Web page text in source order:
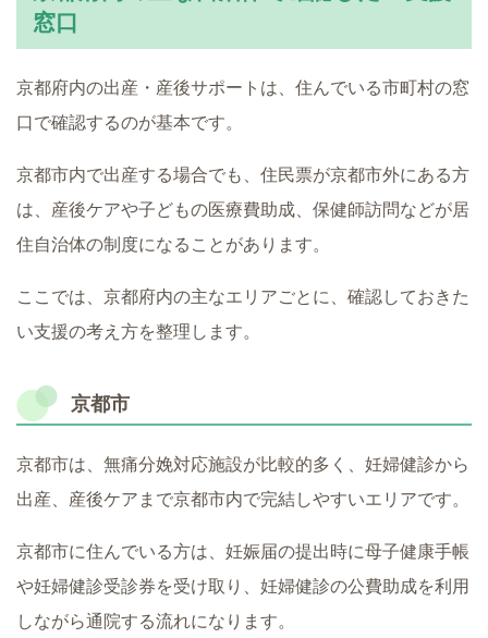
窓口
京都府内の出産・産後サポートは、住んでいる市町村の窓
口で確認するのが基本です。
京都市内で出産する場合でも、住民票が京都市外にある方
は、産後ケアや子どもの医療費助成、保健師訪問などが居
住自治体の制度になることがあります。
ここでは、京都府内の主なエリアごとに、確認しておきた
い支援の考え方を整理します。
京都市
京都市は、無痛分娩対応施設が比較的多く、妊婦健診から
出産、産後ケアまで京都市内で完結しやすいエリアです。
京都市に住んでいる方は、妊娠届の提出時に母子健康手帳
や妊婦健診受診券を受け取り、妊婦健診の公費助成を利用
しながら通院する流れになります。